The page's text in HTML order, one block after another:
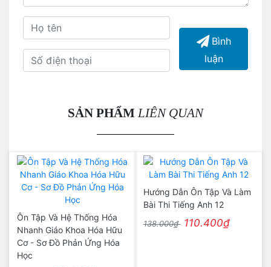
Bình
luận
SẢN PHẨM LIÊN QUAN
Ôn Tập Và Hệ Thống Hóa
Nhanh Giáo Khoa Hóa Hữu
Cơ - Sơ Đồ Phản Ứng Hóa
Học
Hướng Dẫn Ôn Tập Và Làm
Bài Thi Tiếng Anh 12
138.000₫ 110.400₫